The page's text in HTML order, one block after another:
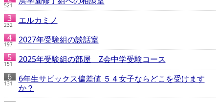
521
232 エルカミノ
197 2027年受験組の談話室
151 2025年受験組の部屋 Z会中学受験コース
131
6年生サピックス偏差値 ５４女子ならどこを受けます
か？